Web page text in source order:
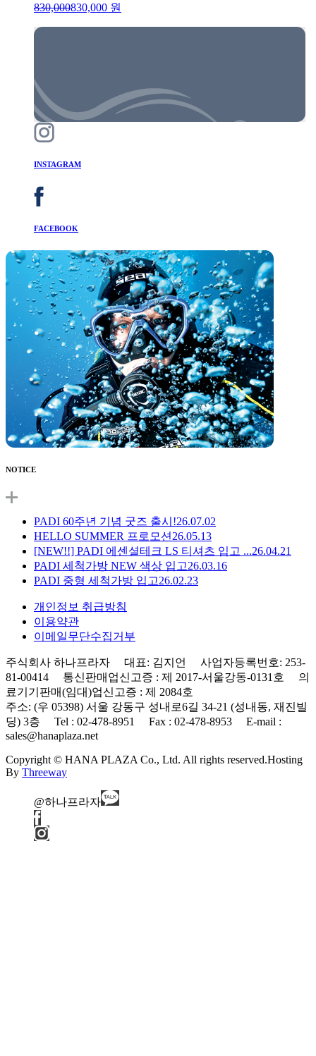
830,000830,000 원
INSTAGRAM
FACEBOOK
NOTICE
PADI 60주년 기념 굿즈 출시!26.07.02
HELLO SUMMER 프로모션 26.05.13
[NEW!!] PADI 에센셜테크 LS 티셔츠 입고 ...26.04.21
PADI 세척가방 NEW 색상 입고26.03.16
PADI 중형 세척가방 입고26.02.23
개인정보 취급방침
이용약관
이메일무단수집거부
주식회사 하나프라자 대표: 김지언 사업자등록번호: 253-
81-00414 통신판매업신고증 : 제 2017-서울강동-0131호 의
료기기판매(임대)업신고증 : 제 2084호
주소: (우 05398) 서울 강동구 성내로6길 34-21 (성내동, 재진빌
딩) 3층 Tel : 02-478-8951 Fax : 02-478-8953 E-mail :
sales@hanaplaza.net
Copyright © HANA PLAZA Co., Ltd. All rights reserved.Hosting
By Threeway
@하나프라자